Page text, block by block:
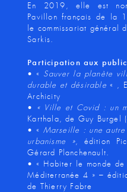
En 2019, elle est
Pavillon français de la
le commissariat général
Sarkis.
Participation aux
• « Sauver la planète
durable et désirable « ,
Archicity
• « Ville et Covid : un
Karthala, de Guy Burgel
• « Marseille : une
urbanisme », édition
Gérard Planchenault.
• « Habiter le monde
Méditerranée 4 » –
de Thierry Fabre